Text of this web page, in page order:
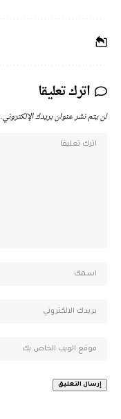
اترك تعليقا
لن يتم نشر عنوان بريدك الإلكتروني.